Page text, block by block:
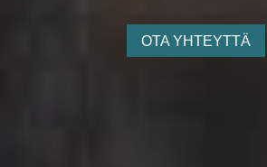
OTA YHTEYTTÄ